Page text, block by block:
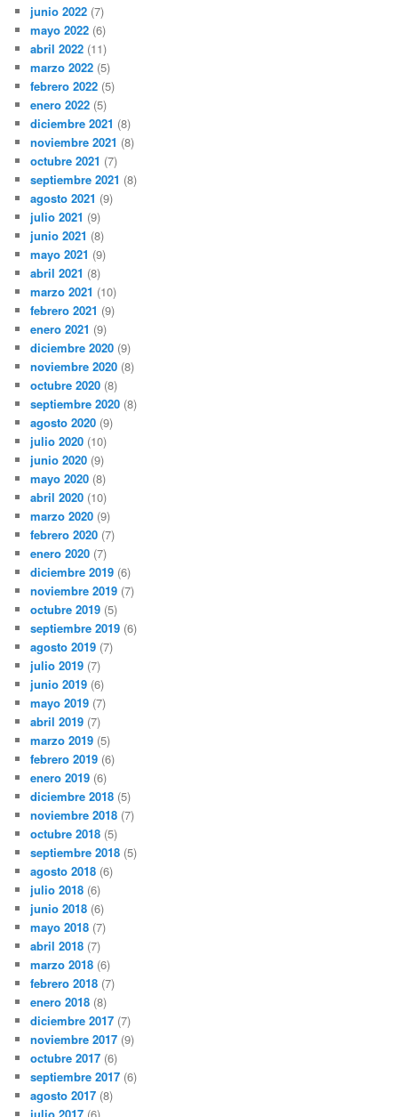
junio 2022 (7)
mayo 2022 (6)
abril 2022 (11)
marzo 2022 (5)
febrero 2022 (5)
enero 2022 (5)
diciembre 2021 (8)
noviembre 2021 (8)
octubre 2021 (7)
septiembre 2021 (8)
agosto 2021 (9)
julio 2021 (9)
junio 2021 (8)
mayo 2021 (9)
abril 2021 (8)
marzo 2021 (10)
febrero 2021 (9)
enero 2021 (9)
diciembre 2020 (9)
noviembre 2020 (8)
octubre 2020 (8)
septiembre 2020 (8)
agosto 2020 (9)
julio 2020 (10)
junio 2020 (9)
mayo 2020 (8)
abril 2020 (10)
marzo 2020 (9)
febrero 2020 (7)
enero 2020 (7)
diciembre 2019 (6)
noviembre 2019 (7)
octubre 2019 (5)
septiembre 2019 (6)
agosto 2019 (7)
julio 2019 (7)
junio 2019 (6)
mayo 2019 (7)
abril 2019 (7)
marzo 2019 (5)
febrero 2019 (6)
enero 2019 (6)
diciembre 2018 (5)
noviembre 2018 (7)
octubre 2018 (5)
septiembre 2018 (5)
agosto 2018 (6)
julio 2018 (6)
junio 2018 (6)
mayo 2018 (7)
abril 2018 (7)
marzo 2018 (6)
febrero 2018 (7)
enero 2018 (8)
diciembre 2017 (7)
noviembre 2017 (9)
octubre 2017 (6)
septiembre 2017 (6)
agosto 2017 (8)